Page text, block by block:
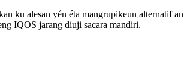
ku alesan yén éta mangrupikeun alternatif
IQOS jarang diuji sacara mandiri.